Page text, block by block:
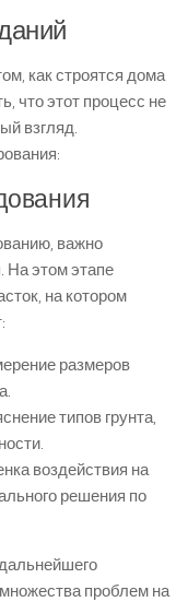
как строятся дома
что этот процесс не
взгляд.
важно
На этом этапе
на котором
размеров
типов грунта,
воздействия на
решения по
проблем на